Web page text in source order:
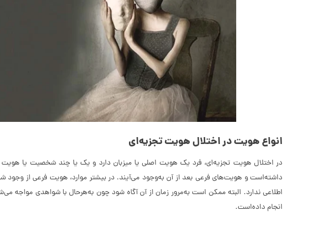
انواع هویت در اختلال هویت تجزیه‌ای
در اختلال هویت تجزیه‌ای، فرد یک هویت اصلی یا میزبان دارد و یک یا چند شخصیت یا
داشته‌است و هویت‌های فرعی بعد از آن به‌وجود می‌آیند. در بیشتر موارد، هویت فرعی از
اطلاعی ندارد. البته ممکن است به‌مرور زمان از آن آگاه شود چون به‌هرحال با شواهدی مواجه
انجام داده‌است.